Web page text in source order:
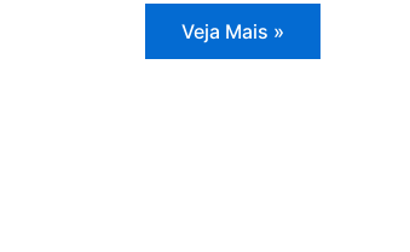
Assistência
Técnica
Veja Mais »